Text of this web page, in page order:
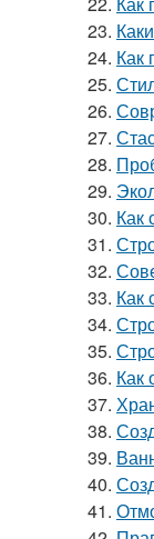
23.
24. Как
25.
26.
27.
28.
29.
30. Как
31.
32.
33. Как
34.
35.
36. Как
37.
38.
39.
40.
41.